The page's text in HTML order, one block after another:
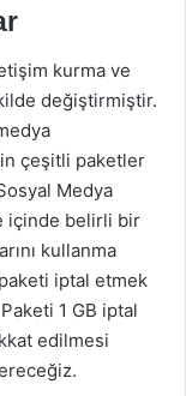
kurma ve
değiştirmiştir.
çeşitli paketler
Medya
içinde belirli bir
kullanma
paketi iptal etmek
1 GB iptal
edilmesi